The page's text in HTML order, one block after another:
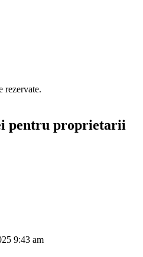
rezervate.
pentru proprietarii
9:43 am